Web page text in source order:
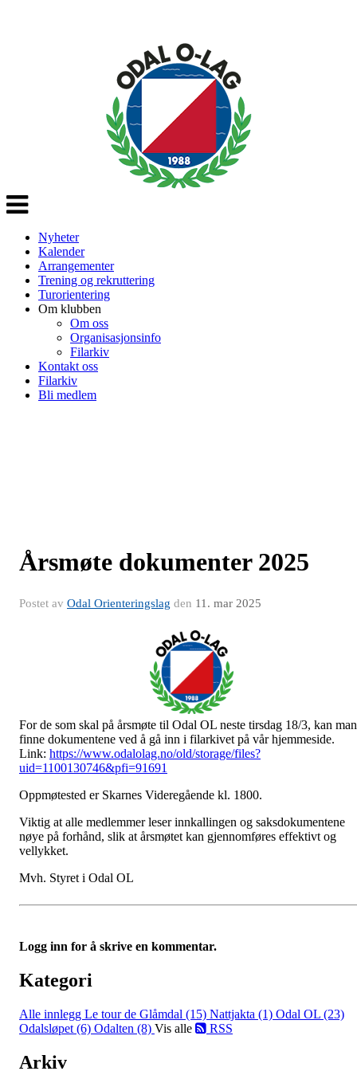
Veksle
navigasjon
Nyheter
Kalender
Arrangementer
Trening og rekruttering
Turorientering
Om klubben
Om oss
Organisasjonsinfo
Filarkiv
Kontakt oss
Filarkiv
Bli medlem
Årsmøte dokumenter 2025
Postet av Odal Orienteringslag den 11. mar 2025
For de som skal på årsmøte til Odal OL neste tirsdag 18/3, kan man
finne dokumentene ved å gå inn i filarkivet på vår hjemmeside.
Link: https://www.odalolag.no/old/storage/files?
uid=1100130746&pfi=91691
Oppmøtested er Skarnes Videregående kl. 1800.
Viktig at alle medlemmer leser innkallingen og saksdokumentene
nøye på forhånd, slik at årsmøtet kan gjennomføres effektivt og
vellykket.
Mvh. Styret i Odal OL
Logg inn for å skrive en kommentar.
Kategori
Alle innlegg Le tour de Glåmdal (15) Nattjakta (1) Odal OL (23)
Odalsløpet (6) Odalten (8) Vis alle RSS
Arkiv